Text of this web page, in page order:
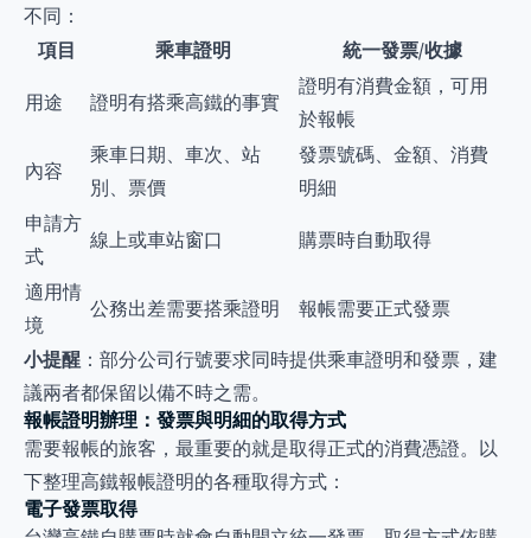
不同：
項目
乘車證明
統一發票/收據
用途
證明有搭乘高鐵的事實
證明有消費金額，可用
於報帳
內容
乘車日期、車次、站
別、票價
發票號碼、金額、消費
明細
申請方
式
線上或車站窗口
購票時自動取得
適用情
境
公務出差需要搭乘證明
報帳需要正式發票
小提醒 ：部分公司行號要求同時提供乘車證明和發票，建
議兩者都保留以備不時之需。
報帳證明辦理：發票與明細的取得方式
需要報帳的旅客，最重要的就是取得正式的消費憑證。以
下整理高鐵報帳證明的各種取得方式：
電子發票取得